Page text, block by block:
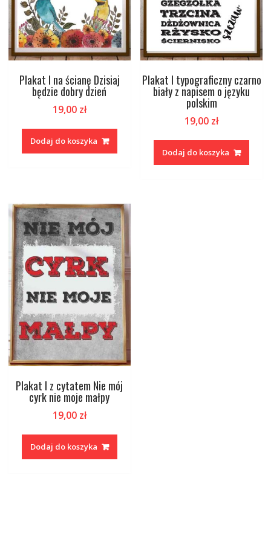
Plakat I na ścianę Dzisiaj
będzie dobry dzień
19,00 zł
Dodaj do koszyka
Plakat I typograficzny czarno
biały z napisem o języku
polskim
19,00 zł
Dodaj do koszyka
Plakat I z cytatem Nie mój
cyrk nie moje małpy
19,00 zł
Dodaj do koszyka